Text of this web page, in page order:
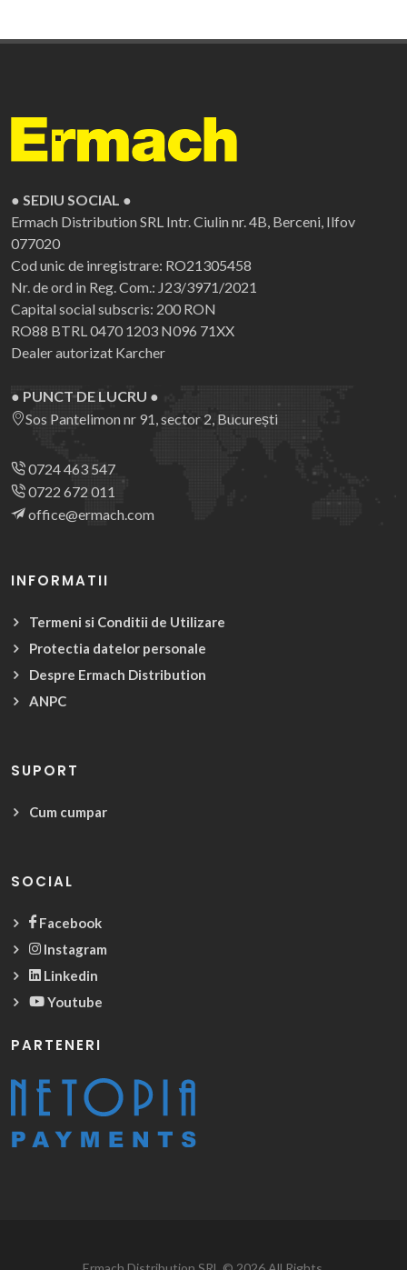
● SEDIU SOCIAL ●
Ermach Distribution SRL Intr. Ciulin nr. 4B, Berceni, Ilfov
077020
Cod unic de inregistrare: RO21305458
Nr. de ord in Reg. Com.: J23/3971/2021
Capital social subscris: 200 RON
RO88 BTRL 0470 1203 N096 71XX
Dealer autorizat Karcher
● PUNCT DE LUCRU ●
Sos Pantelimon nr 91, sector 2, București
0724 463 547
0722 672 011
office@ermach.com
INFORMATII
Termeni si Conditii de Utilizare
Protectia datelor personale
Despre Ermach Distribution
ANPC
SUPORT
Cum cumpar
SOCIAL
Facebook
Instagram
Linkedin
Youtube
PARTENERI